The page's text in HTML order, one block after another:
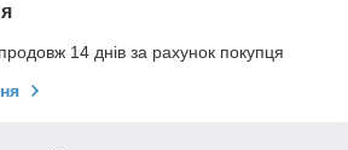
14 днів за рахунок покупця